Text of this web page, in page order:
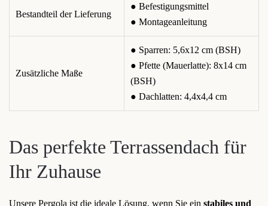
Bestandteil der Lieferung
● Befestigungsmittel
● Montageanleitung
Zusätzliche Maße
● Sparren: 5,6x12 cm (BSH)
● Pfette (Mauerlatte): 8x14 cm
(BSH)
● Dachlatten: 4,4x4,4 cm
Das perfekte Terrassendach für
Ihr Zuhause
Unsere Pergola ist die ideale Lösung, wenn Sie ein stabiles und